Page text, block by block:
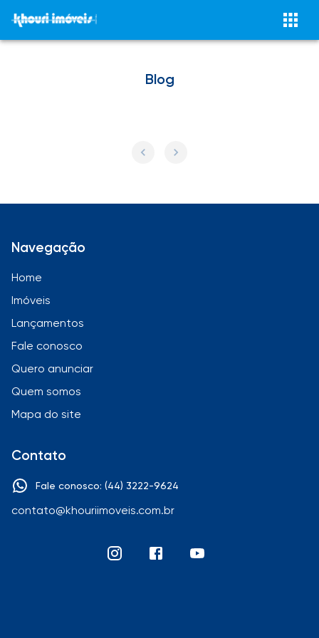
Blog
Navegação
Home
Imóveis
Lançamentos
Fale conosco
Quero anunciar
Quem somos
Mapa do site
Contato
Fale conosco: (44) 3222-9624
contato@khouriimoveis.com.br